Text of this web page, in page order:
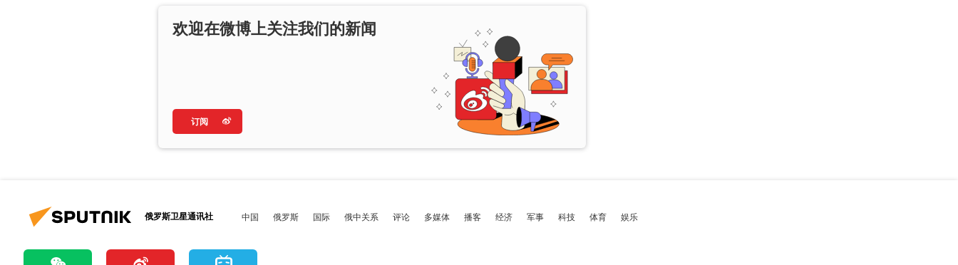
欢迎在微博上关注我们的新闻
订阅
俄罗斯卫星通讯社 中国 俄罗斯 国际 俄中关系 评论 多媒体 播客 经济 军事 科技 体育 娱乐